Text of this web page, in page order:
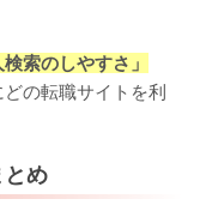
検索のしやすさ」
の転職サイトを利
とめ